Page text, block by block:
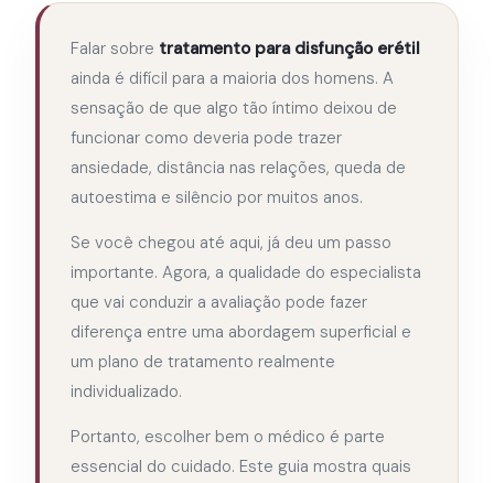
Falar sobre tratamento para disfunção erétil
ainda é difícil para a maioria dos homens. A
sensação de que algo tão íntimo deixou de
funcionar como deveria pode trazer
ansiedade, distância nas relações, queda de
autoestima e silêncio por muitos anos.
Se você chegou até aqui, já deu um passo
importante. Agora, a qualidade do especialista
que vai conduzir a avaliação pode fazer
diferença entre uma abordagem superficial e
um plano de tratamento realmente
individualizado.
Portanto, escolher bem o médico é parte
essencial do cuidado. Este guia mostra quais